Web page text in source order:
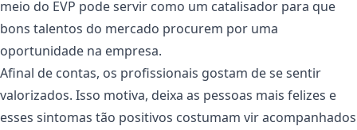
meio do EVP pode servir como um catalisador para que
bons talentos do mercado procurem por uma
oportunidade na empresa.
Afinal de contas, os profissionais gostam de se sentir
valorizados. Isso motiva, deixa as pessoas mais felizes e
esses sintomas tão positivos costumam vir acompanhados